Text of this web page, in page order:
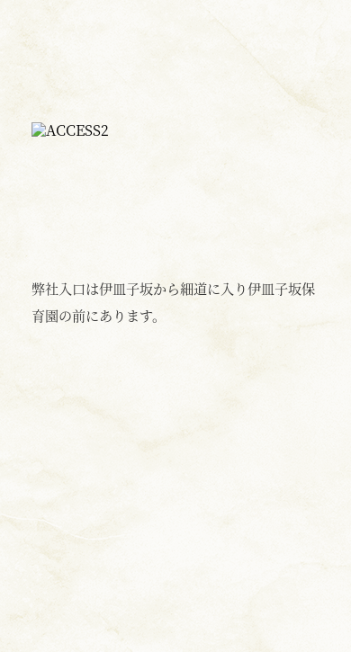
弊社入口は伊皿子坂から細道に入り伊皿子坂保
育園の前にあります。